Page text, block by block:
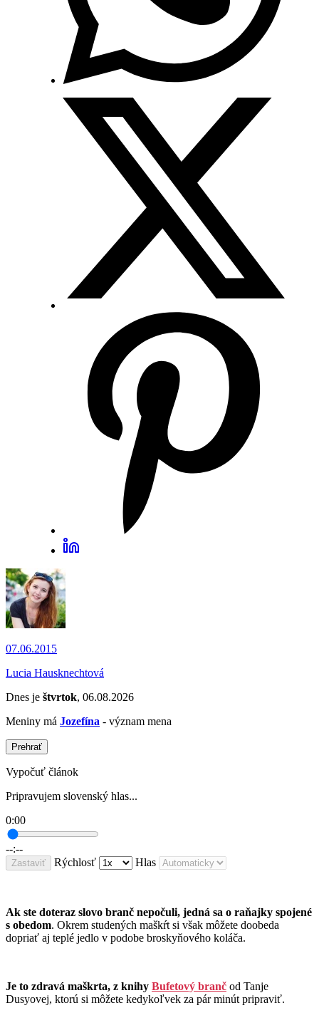
07.06.2015
Lucia Hausknechtová
Dnes je štvrtok, 06.08.2026
Meniny má Jozefína - význam mena
Prehrať
Vypočuť článok
Pripravujem slovenský hlas...
0:00
--:--
Zastaviť Rýchlosť Hlas
Ak ste doteraz slovo branč nepočuli, jedná sa o raňajky spojené
s obedom. Okrem studených maškŕt si však môžete doobeda
dopriať aj teplé jedlo v podobe broskyňového koláča.
Je to zdravá maškrta, z knihy Bufetový branč od Tanje
Dusyovej, ktorú si môžete kedykoľvek za pár minút pripraviť.